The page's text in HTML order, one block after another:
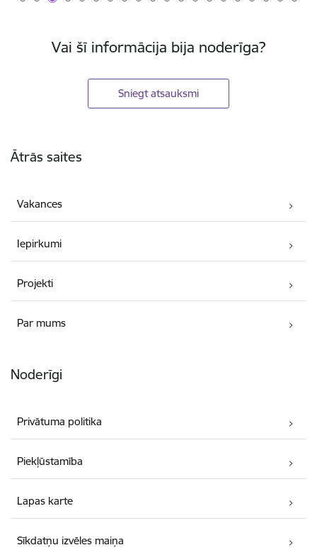
Vai šī informācija bija noderīga?
Sniegt atsauksmi
Ātrās saites
Vakances
Iepirkumi
Projekti
Par mums
Noderīgi
Privātuma politika
Piekļūstamība
Lapas karte
Sīkdatņu izvēles maiņa